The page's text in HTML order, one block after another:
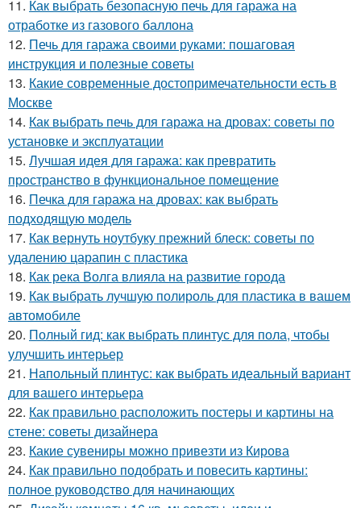
11. Как выбрать безопасную печь для гаража на
отработке из газового баллона
12. Печь для гаража своими руками: пошаговая
инструкция и полезные советы
13. Какие современные достопримечательности есть в
Москве
14. Как выбрать печь для гаража на дровах: советы по
установке и эксплуатации
15. Лучшая идея для гаража: как превратить
пространство в функциональное помещение
16. Печка для гаража на дровах: как выбрать
подходящую модель
17. Как вернуть ноутбуку прежний блеск: советы по
удалению царапин с пластика
18. Как река Волга влияла на развитие города
19. Как выбрать лучшую полироль для пластика в вашем
автомобиле
20. Полный гид: как выбрать плинтус для пола, чтобы
улучшить интерьер
21. Напольный плинтус: как выбрать идеальный вариант
для вашего интерьера
22. Как правильно расположить постеры и картины на
стене: советы дизайнера
23. Какие сувениры можно привезти из Кирова
24. Как правильно подобрать и повесить картины:
полное руководство для начинающих